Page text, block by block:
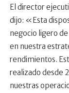
El director
dijo: «Esta
negocio ligero
en nuestra
rendimientos.
realizado desde
nuestras